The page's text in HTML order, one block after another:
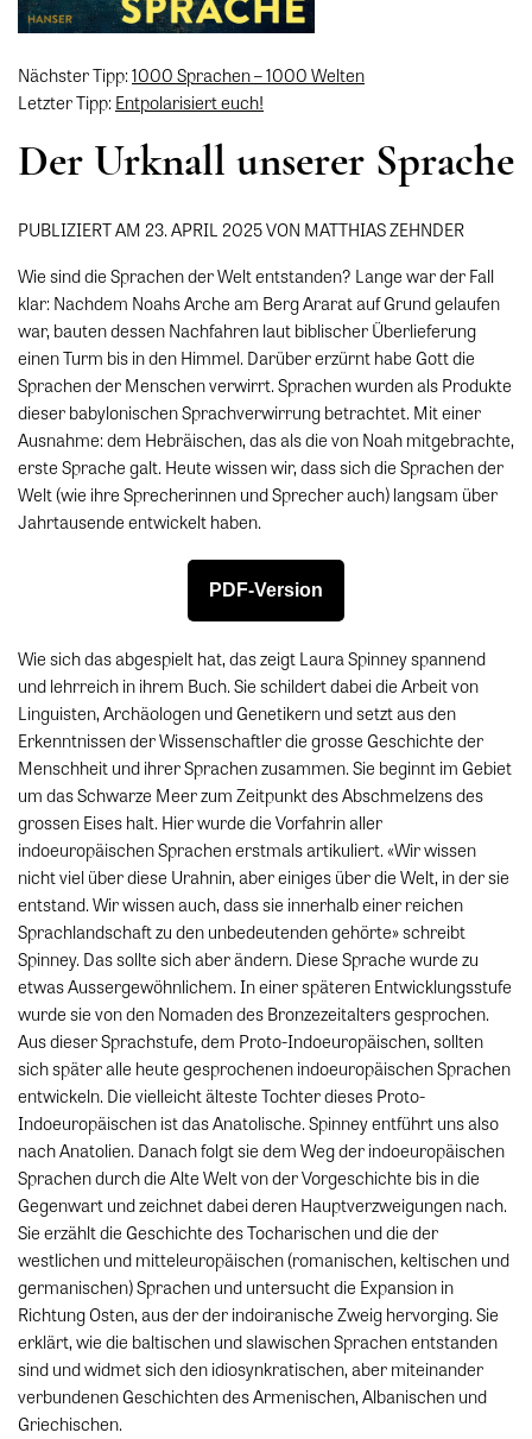
Nächster Tipp:1000 Sprachen – 1000 Welten
Letzter Tipp: Entpolarisiert euch!
Der Urknall unserer Sprache
PUBLIZIERT AM 23. APRIL 2025 VON MATTHIAS ZEHNDER
Wie sind die Sprachen der Welt entstanden? Lange war der Fall
klar: Nachdem Noahs Arche am Berg Ararat auf Grund gelaufen
war, bauten dessen Nachfahren laut biblischer Überlieferung
einen Turm bis in den Himmel. Darüber erzürnt habe Gott die
Sprachen der Menschen verwirrt. Sprachen wurden als Produkte
dieser babylonischen Sprachverwirrung betrachtet. Mit einer
Ausnahme: dem Hebräischen, das als die von Noah mitgebrachte,
erste Sprache galt. Heute wissen wir, dass sich die Sprachen der
Welt (wie ihre Sprecherinnen und Sprecher auch) langsam über
Jahrtausende entwickelt haben.
PDF-Version
Wie sich das abgespielt hat, das zeigt Laura Spinney spannend
und lehrreich in ihrem Buch. Sie schildert dabei die Arbeit von
Linguisten, Archäologen und Genetikern und setzt aus den
Erkenntnissen der Wissenschaftler die grosse Geschichte der
Menschheit und ihrer Sprachen zusammen. Sie beginnt im Gebiet
um das Schwarze Meer zum Zeitpunkt des Abschmelzens des
grossen Eises halt. Hier wurde die Vorfahrin aller
indoeuropäischen Sprachen erstmals artikuliert. «Wir wissen
nicht viel über diese Urahnin, aber einiges über die Welt, in der sie
entstand. Wir wissen auch, dass sie innerhalb einer reichen
Sprachlandschaft zu den unbedeutenden gehörte» schreibt
Spinney. Das sollte sich aber ändern. Diese Sprache wurde zu
etwas Aussergewöhnlichem. In einer späteren Entwicklungsstufe
wurde sie von den Nomaden des Bronzezeitalters gesprochen.
Aus dieser Sprachstufe, dem Proto-Indoeuropäischen, sollten
sich später alle heute gesprochenen indoeuropäischen Sprachen
entwickeln. Die vielleicht älteste Tochter dieses Proto-
Indoeuropäischen ist das Anatolische. Spinney entführt uns also
nach Anatolien. Danach folgt sie dem Weg der indoeuropäischen
Sprachen durch die Alte Welt von der Vorgeschichte bis in die
Gegenwart und zeichnet dabei deren Hauptverzweigungen nach.
Sie erzählt die Geschichte des Tocharischen und die der
westlichen und mitteleuropäischen (romanischen, keltischen und
germanischen) Sprachen und untersucht die Expansion in
Richtung Osten, aus der der indoiranische Zweig hervorging. Sie
erklärt, wie die baltischen und slawischen Sprachen entstanden
sind und widmet sich den idiosynkratischen, aber miteinander
verbundenen Geschichten des Armenischen, Albanischen und
Griechischen.